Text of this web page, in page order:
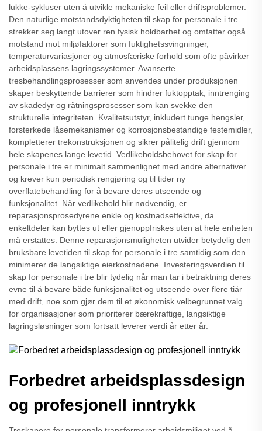
lukke-sykluser uten å utvikle mekaniske feil eller driftsproblemer.
Den naturlige motstandsdyktigheten til skap for personale i tre
strekker seg langt utover ren fysisk holdbarhet og omfatter også
motstand mot miljøfaktorer som fuktighetssvingninger,
temperaturvariasjoner og atmosfæriske forhold som ofte påvirker
arbeidsplassens lagringssystemer. Avanserte
tresbehandlingsprosesser som anvendes under produksjonen
skaper beskyttende barrierer som hindrer fuktopptak, inntrenging
av skadedyr og råtningsprosesser som kan svekke den
strukturelle integriteten. Kvalitetsutstyr, inkludert tunge hengsler,
forsterkede låsemekanismer og korrosjonsbestandige festemidler,
kompletterer trekonstruksjonen og sikrer pålitelig drift gjennom
hele skapenes lange levetid. Vedlikeholdsbehovet for skap for
personale i tre er minimalt sammenlignet med andre alternativer
og krever kun periodisk rengjøring og til tider ny
overflatebehandling for å bevare deres utseende og
funksjonalitet. Når vedlikehold blir nødvendig, er
reparasjonsprosedyrene enkle og kostnadseffektive, da
enkeltdeler kan byttes ut eller gjenoppfriskes uten at hele enheten
må erstattes. Denne reparasjonsmuligheten utvider betydelig den
bruksbare levetiden til skap for personale i tre samtidig som den
minimerer de langsiktige eierkostnadene. Investeringsverdien til
skap for personale i tre blir tydelig når man tar i betraktning deres
evne til å bevare både funksjonalitet og utseende over flere tiår
med drift, noe som gjør dem til et økonomisk velbegrunnet valg
for organisasjoner som prioriterer bærekraftige, langsiktige
lagringsløsninger som fortsatt leverer verdi år etter år.
Forbedret arbeidsplassdesign
og profesjonell inntrykk